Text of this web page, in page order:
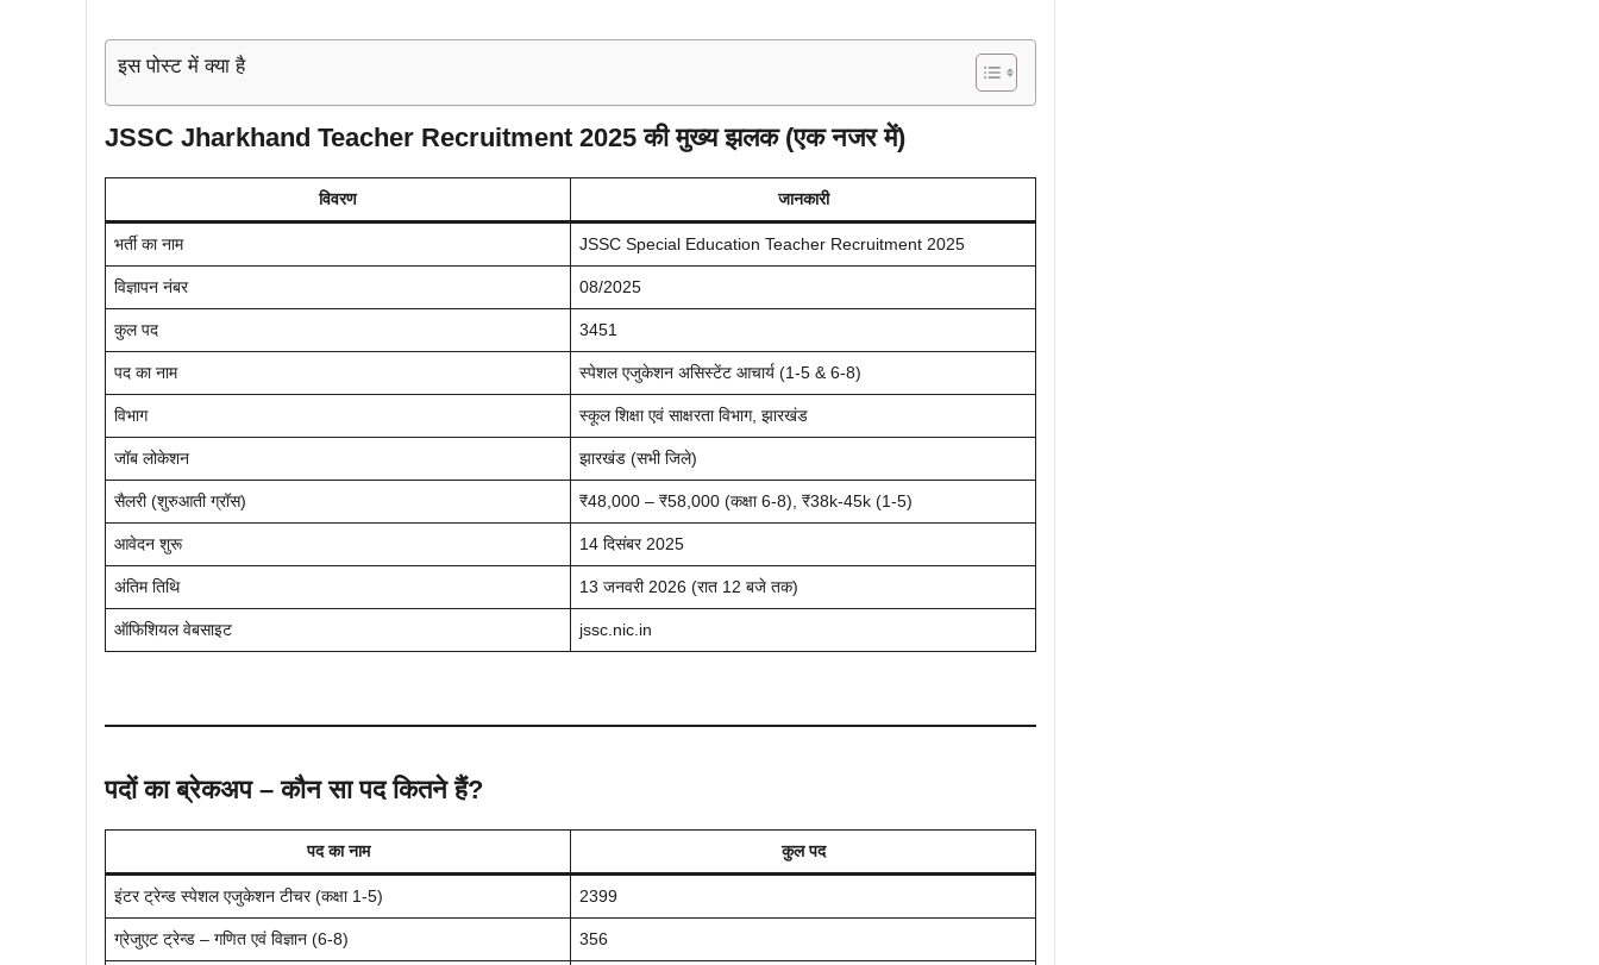
इस पोस्ट में क्या है
JSSC Jharkhand Teacher Recruitment 2025 की मुख्य झलक (एक नजर में)
विवरण जानकारी
भर्ती का नाम JSSC Special Education Teacher Recruitment 2025
विज्ञापन नंबर 08/2025
कुल पद 3451
पद का नाम स्पेशल एजुकेशन असिस्टेंट आचार्य (1-5 & 6-8)
विभाग स्कूल शिक्षा एवं साक्षरता विभाग, झारखंड
जॉब लोकेशन झारखंड (सभी जिले)
सैलरी (शुरुआती ग्रॉस) ₹48,000 – ₹58,000 (कक्षा 6-8), ₹38k-45k (1-5)
आवेदन शुरू 14 दिसंबर 2025
अंतिम तिथि 13 जनवरी 2026 (रात 12 बजे तक)
ऑफिशियल वेबसाइट jssc.nic.in
पदों का ब्रेकअप – कौन सा पद कितने हैं?
पद का नाम कुल पद
इंटर ट्रेन्ड स्पेशल एजुकेशन टीचर (कक्षा 1-5) 2399
ग्रेजुएट ट्रेन्ड – गणित एवं विज्ञान (6-8) 356